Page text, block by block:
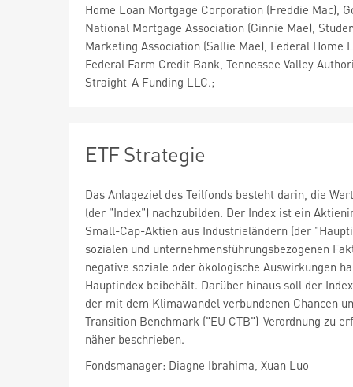
Home Loan Mortgage Corporation (Freddie Mac),
National Mortgage Association (Ginnie Mae),
Marketing Association (Sallie Mae), Federal Home
Federal Farm Credit Bank, Tennessee Valley
Straight-A Funding LLC.;
ETF Strategie
Das Anlageziel des Teilfonds besteht darin, die
(der "Index") nachzubilden. Der Index ist ein
Small-Cap-Aktien aus Industrieländern (der
sozialen und unternehmensführungsbezogenen
negative soziale oder ökologische Auswirkungen
Hauptindex beibehält. Darüber hinaus soll der
der mit dem Klimawandel verbundenen Chancen
Transition Benchmark ("EU CTB")-Verordnung zu
näher beschrieben.
Fondsmanager: Diagne Ibrahima, Xuan Luo